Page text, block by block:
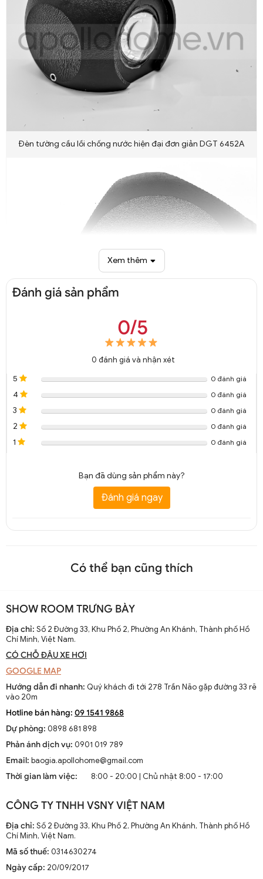
Đèn tường cầu lồi chống nước hiện đại đơn giản DGT 6452A
Đèn tường cầu lồi chống nước hiện đại đơn giản DGT 6452A
Xem thêm
Đánh giá sản phẩm
0/5
0 đánh giá và nhận xét
5
0 đánh giá
4 0 đánh giá
3 0 đánh giá
2 0 đánh giá
1 0 đánh giá
Bạn đã dùng sản phẩm này?
Đánh giá ngay
Có thể bạn cũng thích
SHOW ROOM TRƯNG BÀY
Địa chỉ: Số 2 Đường 33, Khu Phố 2, Phường An Khánh, Thành phố Hồ
Chí Minh, Việt Nam.
CÓ CHỖ ĐẬU XE HƠI
GOOGLE MAP
Hướng dẫn đi nhanh: Quý khách đi tới 278 Trần Não gặp đường 33 rẽ
vào 20m
Hotline bán hàng: 09 1541 9868
Dự phòng: 0898 681 898
Phản ánh dịch vụ: 0901 019 789
Email: baogia.apollohome@gmail.com
Thời gian làm việc:
8:00 - 20:00 | Chủ nhật 8:00 - 17:00
CÔNG TY TNHH VSNY VIỆT NAM
Địa chỉ: Số 2 Đường 33, Khu Phố 2, Phường An Khánh, Thành phố Hồ
Chí Minh, Việt Nam.
Mã số thuế: 0314630274
Ngày cấp: 20/09/2017